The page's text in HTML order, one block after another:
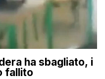
ha sbagliato, i
fallito